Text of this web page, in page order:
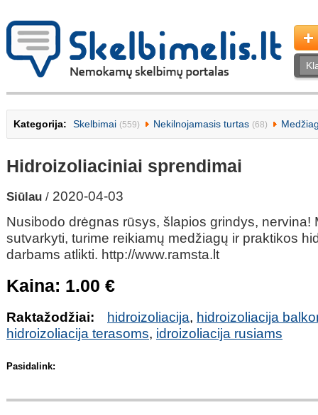
Kategorija: Skelbimai (559) Nekilnojamasis turtas (68)
Hidroizoliaciniai sprendimai
Siūlau / 2020-04-03
Nusibodo drėgnas rūsys, šlapios grindys, nervina!
sutvarkyti, turime reikiamų medžiagų ir praktikos
darbams atlikti. http://www.ramsta.lt
Kaina: 1.00 €
Raktažodžiai: hidroizoliacija, hidroizoliacija
hidroizoliacija terasoms, idroizoliacija rusiams
Pasidalink: